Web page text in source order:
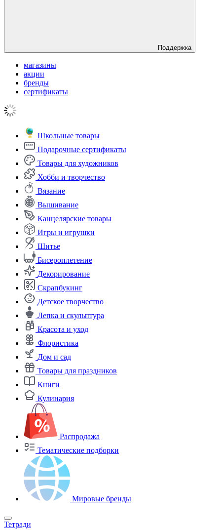
Поддержка
магазины
акции
бренды
сертификаты
Школьные товары
Подарочные сертификаты
Товары для художников
Хобби и творчество
Вязание
Вышивание
Канцелярские товары
Игры и игрушки
Шитье
Бисероплетение
Декорирование
Скрапбукинг
Детское творчество
Лепка и скульптура
Красота и уход
Флористика
Дом и сад
Товары для праздников
Книги
Кулинария
Распродажа
Тематические подборки
Мировые бренды
Тетради